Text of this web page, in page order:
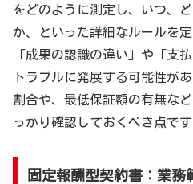
をどのように測定し、いつ、
か、といった詳細なルールを
「成果の認識の違い」や「支
トラブルに発展する可能性が
割合や、最低保証額の有無な
っかり確認しておくべき点です
固定報酬型契約書：業務